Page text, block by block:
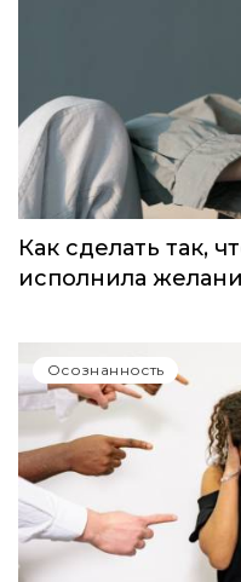
Как разлюбить
можем
этим что-то
психолог